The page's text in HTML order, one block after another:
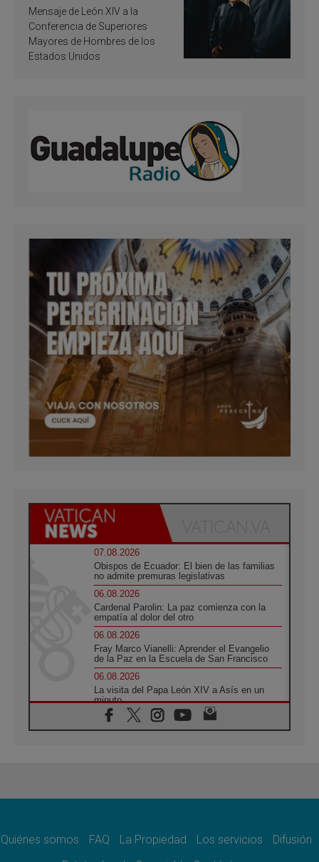
de inspiración y
santificación
Mensaje de León XIV a la
Conferencia de Superiores
Mayores de Hombres de los
Estados Unidos
07.08.2026
Obispos de Ecuador: El bien de las familias
no admite premuras legislativas
06.08.2026
Cardenal Parolin: La paz comienza con la
empatía al dolor del otro
06.08.2026
Fray Marco Vianelli: Aprender el Evangelio
de la Paz en la Escuela de San Francisco
06.08.2026
La visita del Papa León XIV a Asís en un
minuto
06.08.2026
El agradecimiento de los jóvenes al Papa:
Comienzan "Diez Días Oración por la Paz"
Quiénes somos FAQ La Propiedad Los servicios
Difusión